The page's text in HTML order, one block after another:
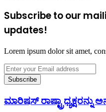
Subscribe to our
updates!
Lorem ipsum dolor sit amet,
Enter
your
Email
ಮಾರಿಷಸ್ ರಾಷ್ಟ್ರಾಧ್ಯಕ್ಷರನ್ನು